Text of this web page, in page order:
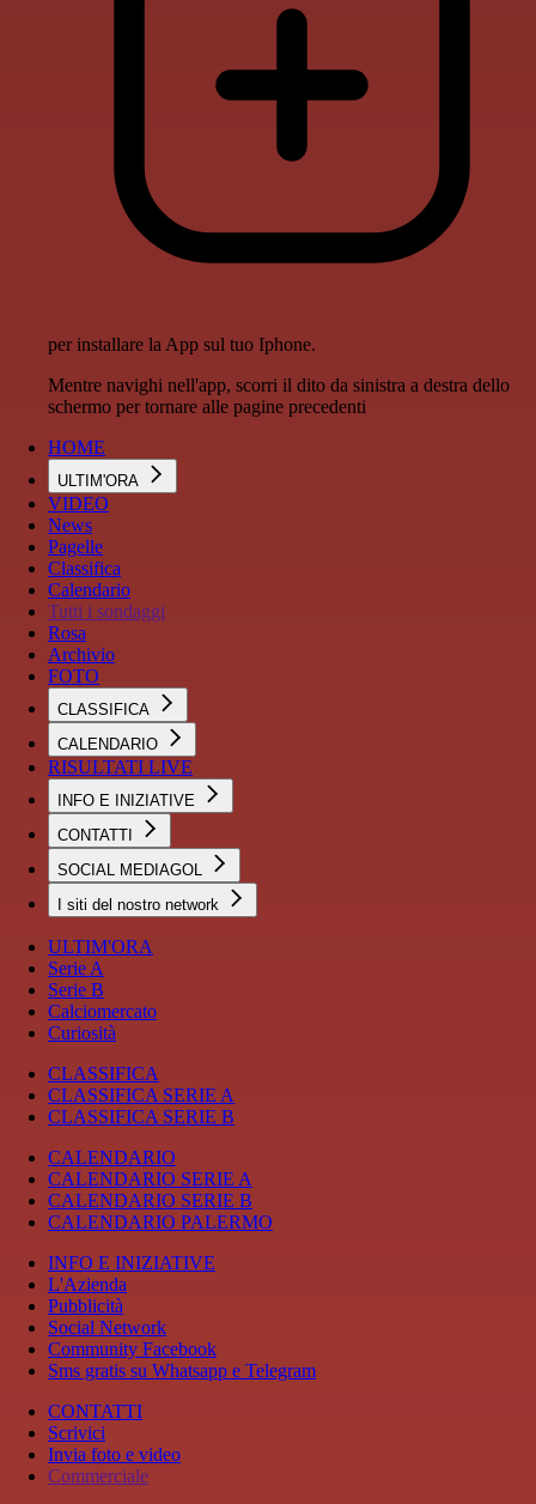
per installare la App sul tuo Iphone.
Mentre navighi nell'app, scorri il dito da sinistra a destra dello
schermo per tornare alle pagine precedenti
HOME
ULTIM'ORA
VIDEO
News
Pagelle
Classifica
Calendario
Tutti i sondaggi
Rosa
Archivio
FOTO
CLASSIFICA
CALENDARIO
RISULTATI LIVE
INFO E INIZIATIVE
CONTATTI
SOCIAL MEDIAGOL
I siti del nostro network
ULTIM'ORA
Serie A
Serie B
Calciomercato
Curiosità
CLASSIFICA
CLASSIFICA SERIE A
CLASSIFICA SERIE B
CALENDARIO
CALENDARIO SERIE A
CALENDARIO SERIE B
CALENDARIO PALERMO
INFO E INIZIATIVE
L'Azienda
Pubblicità
Social Network
Community Facebook
Sms gratis su Whatsapp e Telegram
CONTATTI
Scrivici
Invia foto e video
Commerciale